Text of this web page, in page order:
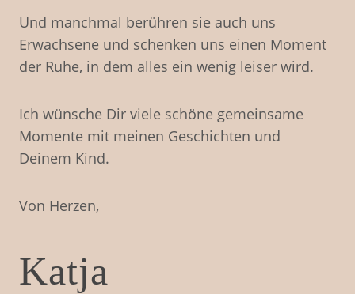
Und manchmal berühren sie auch uns
Erwachsene und schenken uns einen Moment
der Ruhe, in dem alles ein wenig leiser wird.
Ich wünsche Dir viele schöne gemeinsame
Momente mit meinen Geschichten und
Deinem Kind.
Von Herzen,
Katja